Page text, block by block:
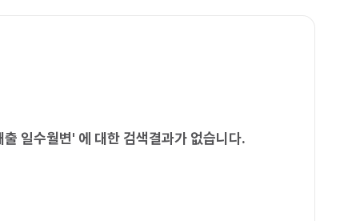
일수월변' 에 대한 검색결과가 없습니다.